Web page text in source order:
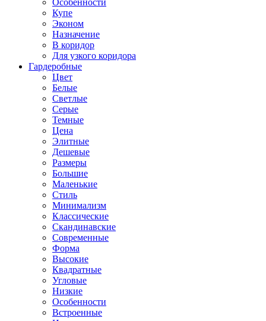
Особенности
Купе
Эконом
Назначение
В коридор
Для узкого коридора
Гардеробные
Цвет
Белые
Светлые
Серые
Темные
Цена
Элитные
Дешевые
Размеры
Большие
Маленькие
Стиль
Минимализм
Классические
Скандинавские
Современные
Форма
Высокие
Квадратные
Угловые
Низкие
Особенности
Встроенные